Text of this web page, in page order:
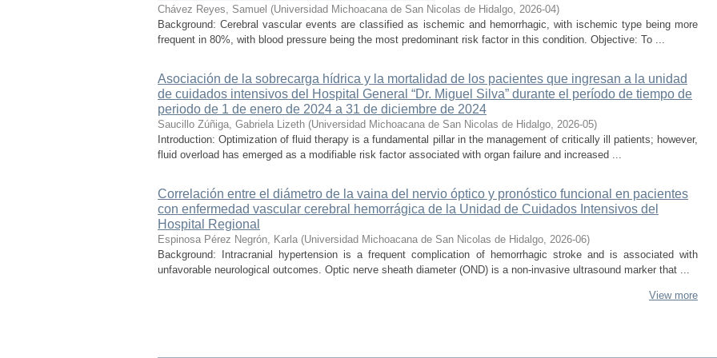
Chávez Reyes, Samuel (Universidad Michoacana de San Nicolas de Hidalgo, 2026-04)
Background: Cerebral vascular events are classified as ischemic and hemorrhagic, with ischemic type being more
frequent in 80%, with blood pressure being the most predominant risk factor in this condition. Objective: To ...
Asociación de la sobrecarga hídrica y la mortalidad de los pacientes que ingresan a la unidad
de cuidados intensivos del Hospital General “Dr. Miguel Silva” durante el período de tiempo de
periodo de 1 de enero de 2024 a 31 de diciembre de 2024
Saucillo Zúñiga, Gabriela Lizeth (Universidad Michoacana de San Nicolas de Hidalgo, 2026-05)
Introduction: Optimization of fluid therapy is a fundamental pillar in the management of critically ill patients; however,
fluid overload has emerged as a modifiable risk factor associated with organ failure and increased ...
Correlación entre el diámetro de la vaina del nervio óptico y pronóstico funcional en pacientes
con enfermedad vascular cerebral hemorrágica de la Unidad de Cuidados Intensivos del
Hospital Regional
Espinosa Pérez Negrón, Karla (Universidad Michoacana de San Nicolas de Hidalgo, 2026-06)
Background: Intracranial hypertension is a frequent complication of hemorrhagic stroke and is associated with
unfavorable neurological outcomes. Optic nerve sheath diameter (OND) is a non-invasive ultrasound marker that ...
View more